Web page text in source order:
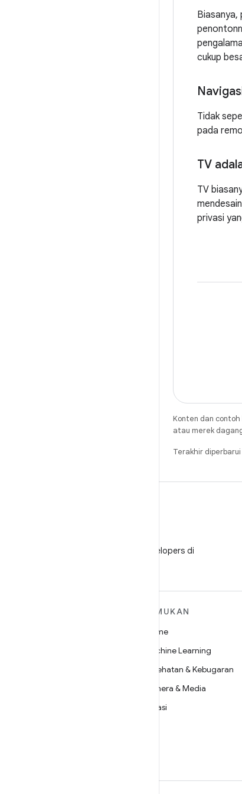
cukup
Tidak
pada
TV
TV
privasi
Konten dan
atau merek
Terakhir
Ikuti Android Developers di
TEMUKAN
Game
Machine Learning
Kesehatan & Kebugaran
Kamera & Media
Privasi